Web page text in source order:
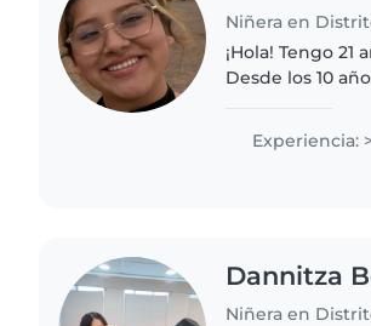
Niñera en
¡Hola! Tengo
Desde los 10
una persona
Experiencia:
Dannitza
Niñera en